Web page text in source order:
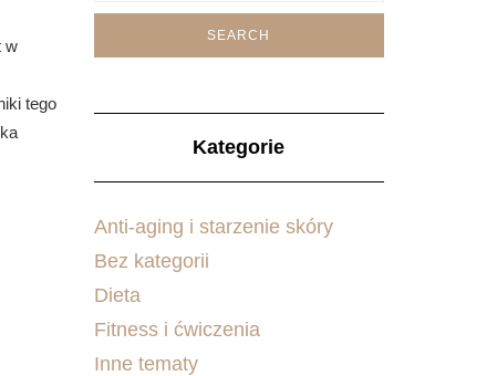
w
tego
Kategorie
Anti-aging i starzenie skóry
Bez kategorii
Dieta
Fitness i ćwiczenia
Inne tematy